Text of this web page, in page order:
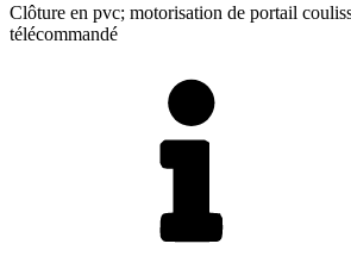
Clôture en pvc; motorisation de portail
télécommandé